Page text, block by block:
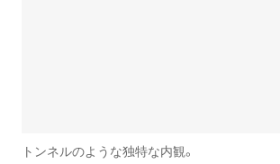
トンネルのような独特な内観。